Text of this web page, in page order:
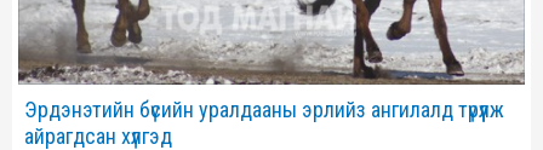
Эрдэнэтийн бүсийн уралдааны эрлийз ангилалд түрүүлж
айрагдсан хүлгэд